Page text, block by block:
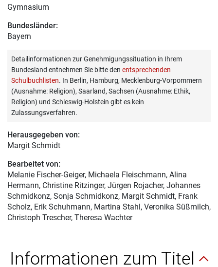
Gymnasium
Bundesländer:
Bayern
Detailinformationen zur Genehmigungssituation in Ihrem
Bundesland entnehmen Sie bitte den entsprechenden
Schulbuchlisten. In Berlin, Hamburg, Mecklenburg-Vorpommern
(Ausnahme: Religion), Saarland, Sachsen (Ausnahme: Ethik,
Religion) und Schleswig-Holstein gibt es kein
Zulassungsverfahren.
Herausgegeben von:
Margit Schmidt
Bearbeitet von:
Melanie Fischer-Geiger, Michaela Fleischmann, Alina
Hermann, Christine Ritzinger, Jürgen Rojacher, Johannes
Schmidkonz, Sonja Schmidkonz, Margit Schmidt, Frank
Scholz, Erik Schuhmann, Martina Stahl, Veronika Süßmilch,
Christoph Trescher, Theresa Wachter
Informationen zum Titel